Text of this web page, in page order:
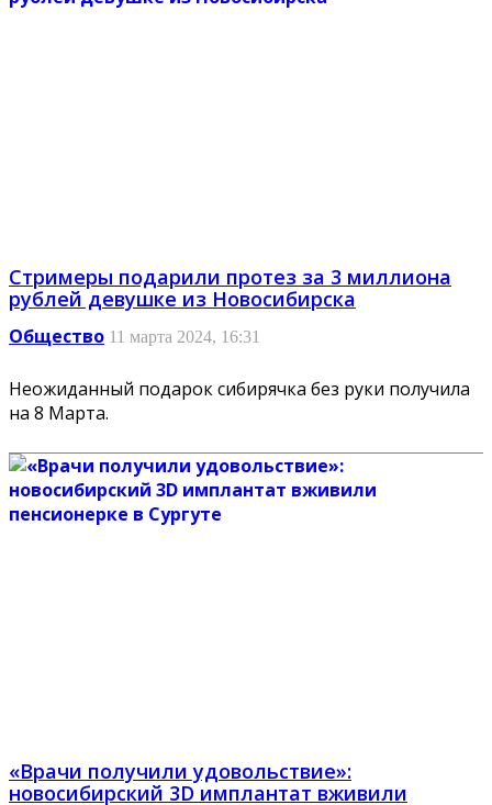
Стримеры подарили протез за 3 миллиона
рублей девушке из Новосибирска
Общество 11 марта 2024, 16:31
Неожиданный подарок сибирячка без руки получила
на 8 Марта.
«Врачи получили удовольствие»:
новосибирский 3D имплантат вживили